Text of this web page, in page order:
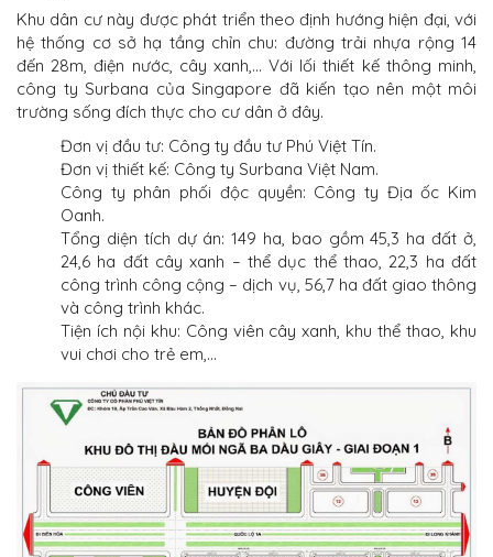
Khu dân cư này được phát triển theo định hướng hiện đại, với
hệ thống cơ sở hạ tầng chỉn chu: đường trải nhựa rộng 14
đến 28m, điện nước, cây xanh,… Với lối thiết kế thông minh,
công ty Surbana của Singapore đã kiến tạo nên một môi
trường sống đích thực cho cư dân ở đây.
Đơn vị đầu tư: Công ty đầu tư Phú Việt Tín.
Đơn vị thiết kế: Công ty Surbana Việt Nam.
Công ty phân phối độc quyền: Công ty Địa ốc Kim
Oanh.
Tổng diện tích dự án: 149 ha, bao gồm 45,3 ha đất ở,
24,6 ha đất cây xanh – thể dục thể thao, 22,3 ha đất
công trình công cộng – dịch vụ, 56,7 ha đất giao thông
và công trình khác.
Tiện ích nội khu: Công viên cây xanh, khu thể thao, khu
vui chơi cho trẻ em,…